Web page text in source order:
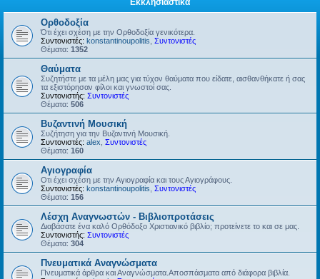
Εκκλησιαστικά
Ορθοδοξία
Ότι έχει σχέση με την Ορθοδοξία γενικότερα.
Συντονιστές: konstantinoupolitis Συντονιστές
Θέματα: 1352
Θαύματα
Συζητήστε με τα μέλη μας για τύχον θαύματα που είδατε, αισθανθήκατε ή σας
τα εξιστόρησαν φίλοι και γνωστοί σας.
Συντονιστής: Συντονιστές
Θέματα: 506
Βυζαντινή Μουσική
Συζήτηση για την Βυζαντινή Μουσική.
Συντονιστές: alex Συντονιστές
Θέματα: 160
Αγιογραφία
Οτι έχει σχέση με την Αγιογραφία και τους Αγιογράφους.
Συντονιστές: konstantinoupolitis Συντονιστές
Θέματα: 156
Λέσχη Αναγνωστών - Βιβλιοπροτάσεις
Διαβάσατε ένα καλό Ορθόδοξο Χριστιανικό βιβλίο; προτείνετε το και σε μας.
Συντονιστής: Συντονιστές
Θέματα: 304
Πνευματικά Αναγνώσματα
Πνευματικά άρθρα και Αναγνώσματα.Αποσπάσματα από διάφορα βιβλία.